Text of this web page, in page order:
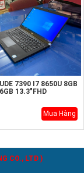
7390 I7 8650U 8GB
13.3"FHD
Mua Hàng
CO., LTD )